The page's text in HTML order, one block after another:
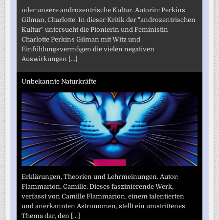
oder unsere androzentrische Kultur. Autorin: Perkins
Gilman, Charlotte. In dieser Kritik der "androzentrischen
Kultur" untersucht die Pionierin und Feministin
Charlotte Perkins Gilman mit Witz und
Einfühlungsvermögen die vielen negativen
Auswirkungen
[...]
Unbekannte Naturkräfte
Erklärungen, Theorien und Lehrmeinungen. Autor:
Flammarion, Camille. Dieses faszinierende Werk,
verfasst von Camille Flammarion, einem talentierten
und anerkannten Astronomen, stellt ein umstrittenes
Thema dar, den
[...]